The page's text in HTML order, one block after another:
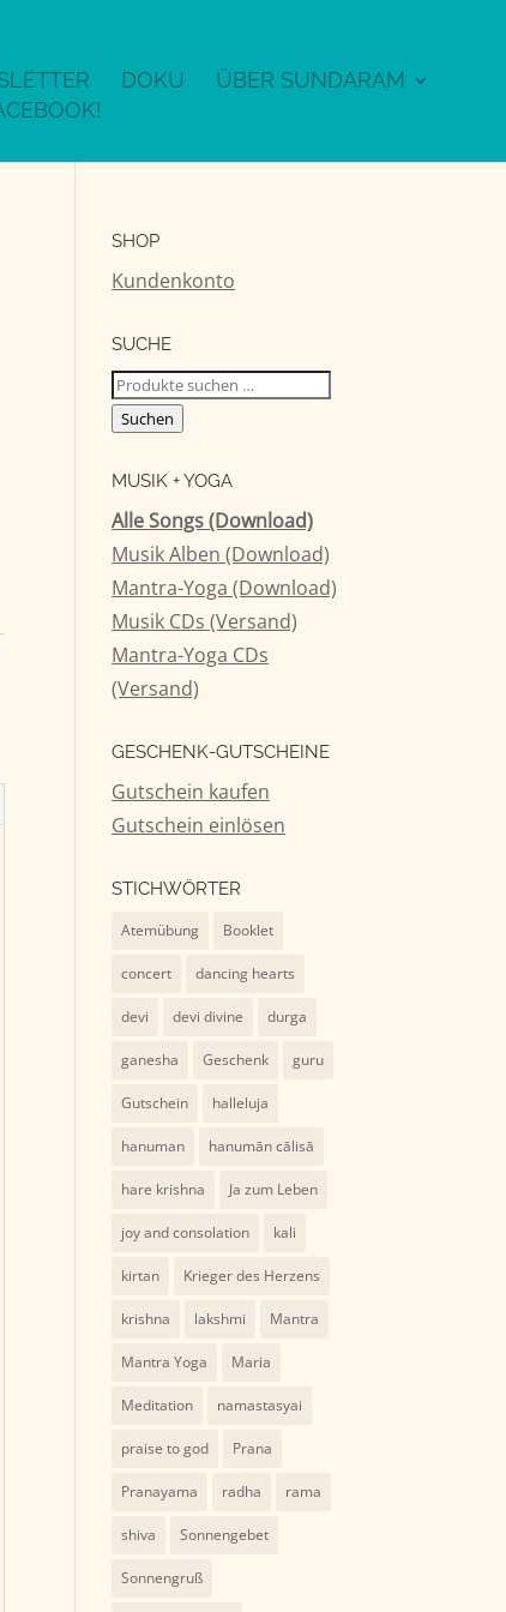
DOKU ÜBER SUNDARAM
SHOP
Kundenkonto
SUCHE
Suchen
nach:
Suchen
MUSIK + YOGA
Alle Songs (Download)
Musik Alben (Download)
Mantra-Yoga (Download)
Musik CDs (Versand)
Mantra-Yoga CDs
(Versand)
GESCHENK-GUTSCHEINE
Gutschein kaufen
Gutschein einlösen
STICHWÖRTER
Atemübung Booklet
concert dancing hearts
devi devi divine durga
ganesha Geschenk guru
Gutschein halleluja
hanuman hanumān cālisā
hare krishna Ja zum Leben
joy and consolation kali
kirtan Krieger des Herzens
krishna lakshmi Mantra
Mantra Yoga Maria
Meditation namastasyai
praise to god Prana
Pranayama radha rama
shiva Sonnengebet
Sonnengruß